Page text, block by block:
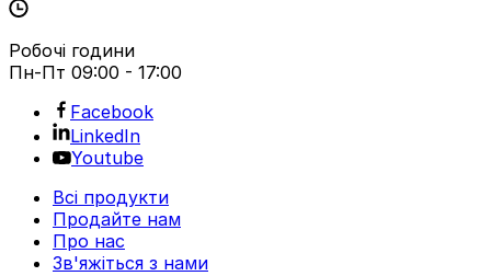
Робочі години
Пн-Пт 09:00 - 17:00
Facebook
LinkedIn
Youtube
Всі продукти
Продайте нам
Про нас
Зв'яжіться з нами